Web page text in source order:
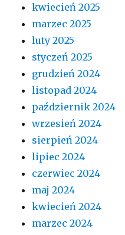
kwiecień 2025
marzec 2025
luty 2025
styczeń 2025
grudzień 2024
listopad 2024
październik 2024
wrzesień 2024
sierpień 2024
lipiec 2024
czerwiec 2024
maj 2024
kwiecień 2024
marzec 2024